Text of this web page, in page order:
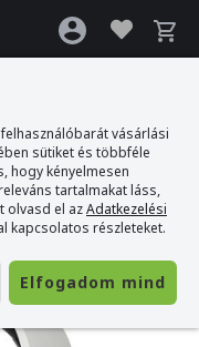
Gamer Fejhallgató
vásárlási
sütiket és többféle
hogy kényelmesen
tartalmakat láss,
olvasd el azAdatkezelési
kapcsolatos részleteket.
Elfogadom mind